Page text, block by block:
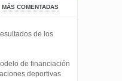
MÁS COMENTADAS
de los
de financiación
deportivas